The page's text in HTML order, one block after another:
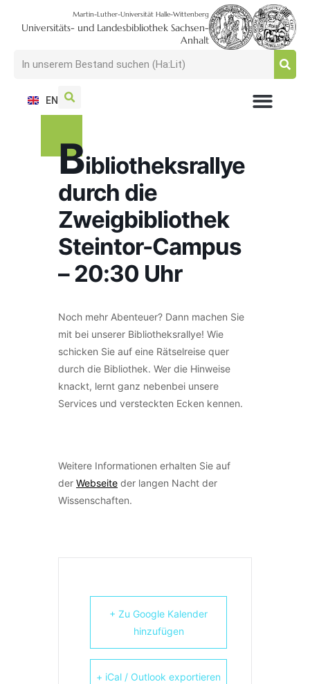
Martin-Luther-Universität Halle-Wittenberg
Universitäts- und Landesbibliothek Sachsen-
Anhalt
EN
Bibliotheksrallye
durch die
Zweigbibliothek
Steintor-Campus
– 20:30 Uhr
Noch mehr Abenteuer? Dann machen Sie
mit bei unserer Bibliotheksrallye! Wie
schicken Sie auf eine Rätselreise quer
durch die Bibliothek. Wer die Hinweise
knackt, lernt ganz nebenbei unsere
Services und versteckten Ecken kennen.
Weitere Informationen erhalten Sie auf
der Webseite der langen Nacht der
Wissenschaften.
+ Zu Google Kalender
hinzufügen
+ iCal / Outlook exportieren